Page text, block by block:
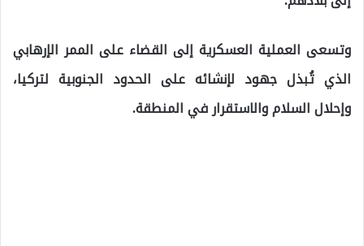
وتسعى العملية العسكرية إلى القضاء على الممر الإرهابي
الذي تُبذل جهود لإنشائه على الحدود الجنوبية لتركيا،
وإحلال السلام والاستقرار في المنطقة.